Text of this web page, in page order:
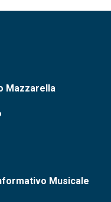
Mazzarella
Musicale